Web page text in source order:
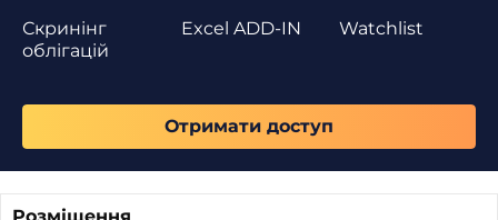
Скринінг
облігацій
Watchlist
Excel ADD-IN
Отримати доступ